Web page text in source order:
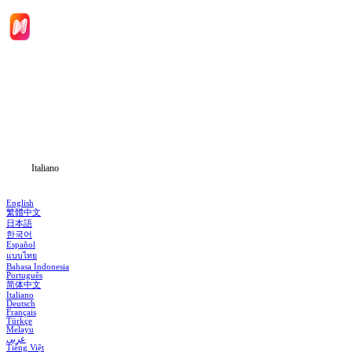
Italiano
English
繁體中文
日本語
한국어
Español
แบบไทย
Bahasa Indonesia
Português
简体中文
Italiano
Deutsch
Français
Türkçe
Melayu
عربي
Tiếng Việt